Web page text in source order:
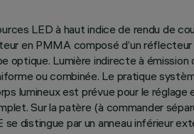
LED à haut indice de rendu de
en PMMA composé d’un
optique. Lumière indirecte à
ou combinée. Le pratique
lumineux est prévue pour le
Sur la patère (à commander
distingue par un anneau inférieur